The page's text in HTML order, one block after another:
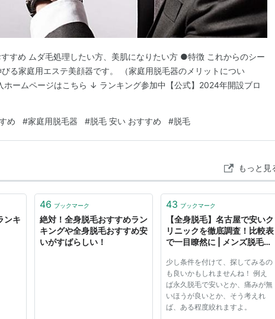
すめ ムダ毛処理したい方、美肌になりたい方 ●特徴 これからのシー
る家庭用エステ美顔器です。 （家庭用脱毛器のメリットについ
ホームページはこちら ↓ ランキング参加中【公式】2024年開設ブロ
め #家庭用脱毛器 #脱毛 安い おすすめ #脱毛
もっと見
ンキ
46 ブックマーク
絶対！全身脱毛おすすめラン
キングや全身脱毛おすすめ安
いがすばらしい！
43 ブックマーク
【全身脱毛】名古屋で安いク
リニックを徹底調査！比較表
で一目瞭然に | メンズ脱毛お
気になる料金・評判を徹底比
較してみた〜
少し条件を付けて、探してみるの
も良いかもしれませんね！ 例え
ば永久脱毛で安いとか、痛みが無
いほうが良いとか、そう考えれ
ば、ある程度絞れますよ。